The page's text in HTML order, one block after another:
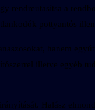
rendreutasítsa a
pottyantós
hanem
illetve egyéb
Halász